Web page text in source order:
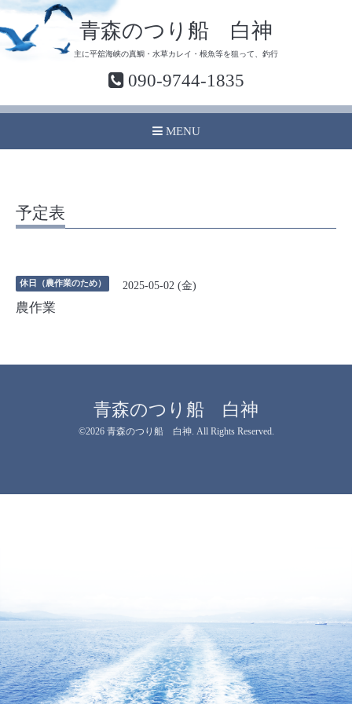
青森のつり船 白神
主に平舘海峡の真鯛・水草カレイ・根魚等を狙って、釣行
090-9744-1835
MENU
予定表
休日（農作業のため） 2025-05-02 (金)
農作業
青森のつり船 白神
©2026 青森のつり船 白神. All Rights Reserved.